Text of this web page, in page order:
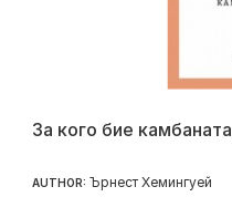
За кого бие камбаната
AUTHOR: Ърнест Хемингуей